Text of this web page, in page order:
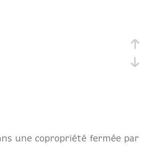
une copropriété fermée par